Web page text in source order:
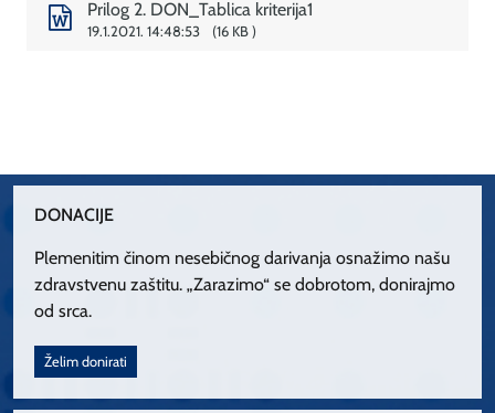
Prilog 2. DON_Tablica kriterija1
19.1.2021. 14:48:53 16 KB
DONACIJE
Plemenitim činom nesebičnog darivanja osnažimo našu
zdravstvenu zaštitu. „Zarazimo“ se dobrotom, donirajmo
od srca.
Želim donirati